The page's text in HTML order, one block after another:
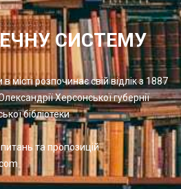
СИСТЕМУ
в місті розпочинає свій відлік з 1887
Херсонської губернії
бібліотеки
та пропозицій